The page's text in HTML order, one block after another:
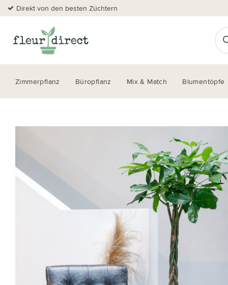
Direkt von den besten Züchtern
Zimmerpflanz Büropflanz Mix & Match Blumentöpfe